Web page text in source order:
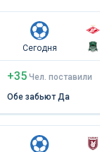
Сегодня
+35 Чел. поставили
Обе забьют Да